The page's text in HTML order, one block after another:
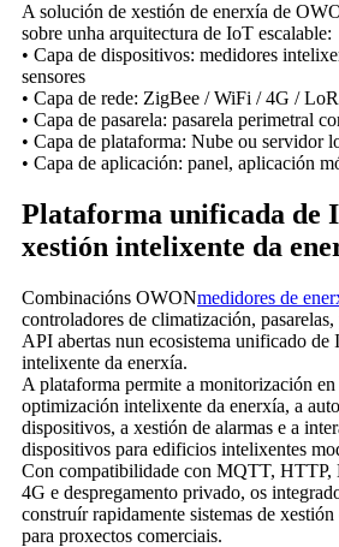
A solución de xestión de enerxía de
sobre unha arquitectura de IoT escalable:
• Capa de dispositivos: medidores
sensores
• Capa de rede: ZigBee / WiFi / 4G /
• Capa de pasarela: pasarela perimetral
• Capa de plataforma: Nube ou servidor
• Capa de aplicación: panel, aplicación
Plataforma unificada de
xestión intelixente da
Combinacións OWONmedidores de
controladores de climatización,
API abertas nun ecosistema unificado de
intelixente da enerxía.
A plataforma permite a monitorización en
optimización intelixente da enerxía, a
dispositivos, a xestión de alarmas e a
dispositivos para edificios intelixentes
Con compatibilidade con MQTT,
4G e despregamento privado, os
construír rapidamente sistemas de
para proxectos comerciais.